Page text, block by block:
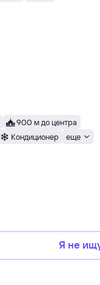
900 м до центра
Кондиционер еще
Я не